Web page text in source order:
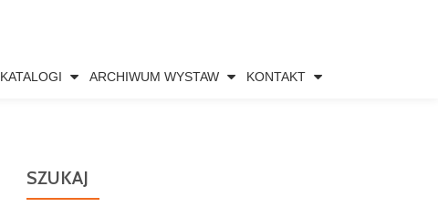
KATALOGI ARCHIWUM WYSTAW KONTAKT
SZUKAJ